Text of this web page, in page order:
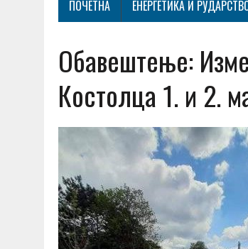
ПОЧЕТНА ЕНЕРГЕТИКА И
Обавештење:
Костолца 1. и 2.